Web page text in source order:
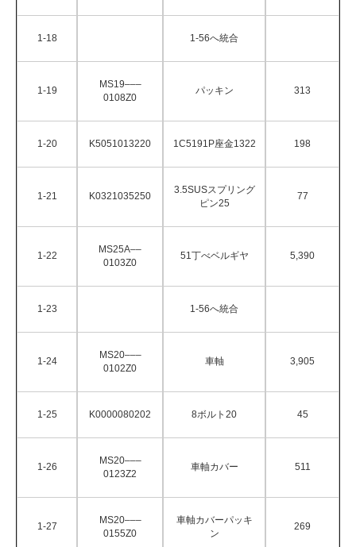
1-18 1-56へ統合
1-19
MS19–––
0108Z0
パッキン 313
1-20 K5051013220 1C5191P座金1322 198
1-21 K0321035250
3.5SUSスプリング
ピン25
77
1-22
MS25A––
0103Z0
51丁べベルギヤ 5,390
1-23 1-56へ統合
1-24
MS20–––
0102Z0
車軸 3,905
1-25 K0000080202 8ボルト20 45
1-26
MS20–––
0123Z2
車軸カバー 511
1-27
MS20–––
0155Z0
車軸カバーパッキ
ン
269